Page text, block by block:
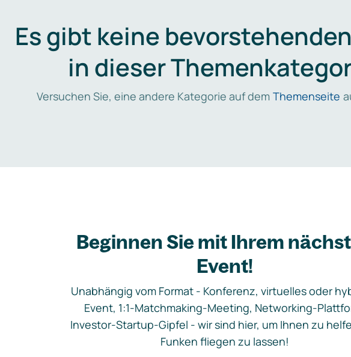
Es gibt keine
in dieser
Versuchen Sie, eine andere Kategorie auf dem Themenseite
Beginnen Sie mit Ihrem
Event!
Unabhängig vom Format - Konferenz, virtuelles oder
Event, 1:1-Matchmaking-Meeting, Networking-
Investor-Startup-Gipfel - wir sind hier, um Ihnen zu
Funken fliegen zu lassen!